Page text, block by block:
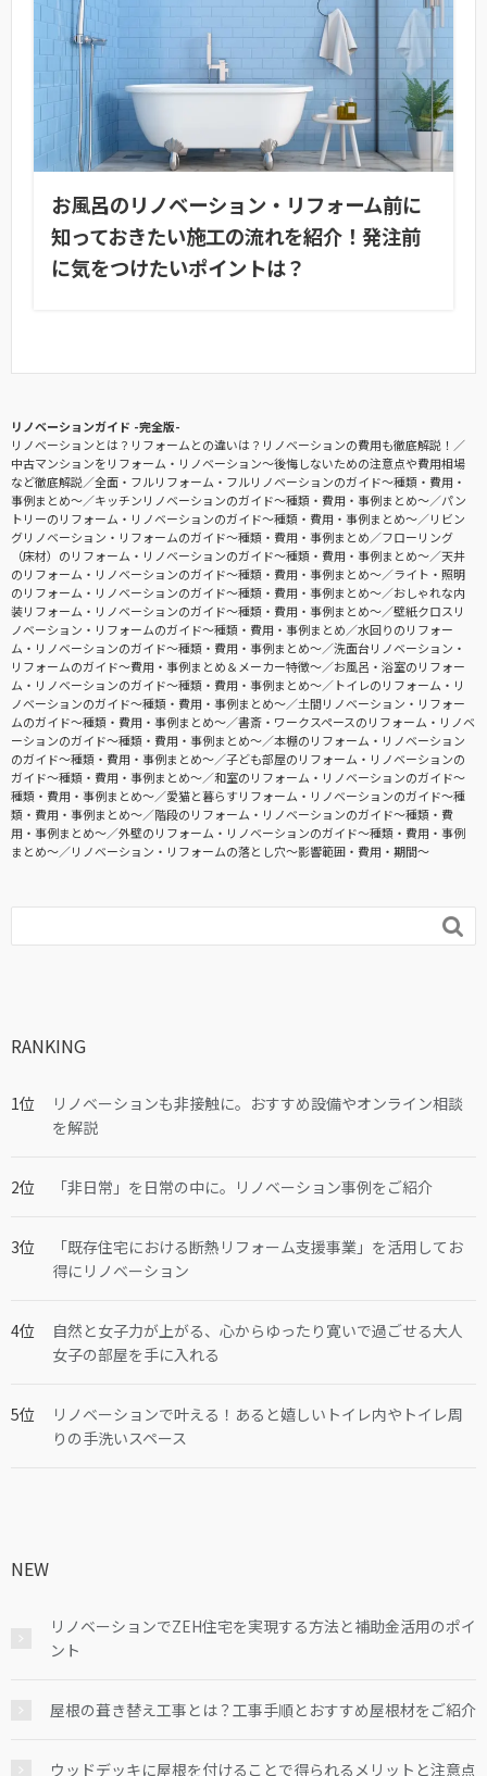
お風呂のリノベーション・リフォーム前に
知っておきたい施工の流れを紹介！発注前
に気をつけたいポイントは？
リノベーションガイド -完全版-
リノベーションとは？リフォームとの違いは？リノベーションの費用も徹底解説！
中古マンションをリフォーム・リノベーション〜後悔しないための注意点や費用相場
など徹底解説
全面・フルリフォーム・フルリノベーションのガイド〜種類・費用・
事例まとめ〜
キッチンリノベーションのガイド〜種類・費用・事例まとめ〜
パン
トリーのリフォーム・リノベーションのガイド〜種類・費用・事例まとめ〜
リビン
グリノベーション・リフォームのガイド〜種類・費用・事例まとめ
フローリング
（床材）のリフォーム・リノベーションのガイド〜種類・費用・事例まとめ〜
天井
のリフォーム・リノベーションのガイド〜種類・費用・事例まとめ〜
ライト・照明
のリフォーム・リノベーションのガイド〜種類・費用・事例まとめ〜
おしゃれな内
装リフォーム・リノベーションのガイド〜種類・費用・事例まとめ〜
壁紙クロスリ
ノベーション・リフォームのガイド〜種類・費用・事例まとめ
水回りのリフォー
ム・リノベーションのガイド〜種類・費用・事例まとめ〜
洗面台リノベーション・
リフォームのガイド〜費用・事例まとめ＆メーカー特徴〜
お風呂・浴室のリフォー
ム・リノベーションのガイド〜種類・費用・事例まとめ〜
トイレのリフォーム・リ
ノベーションのガイド〜種類・費用・事例まとめ〜
土間リノベーション・リフォー
ムのガイド〜種類・費用・事例まとめ〜
書斎・ワークスペースのリフォーム・リノベ
ーションのガイド〜種類・費用・事例まとめ〜
本棚のリフォーム・リノベーション
のガイド〜種類・費用・事例まとめ〜
子ども部屋のリフォーム・リノベーションの
ガイド〜種類・費用・事例まとめ〜
和室のリフォーム・リノベーションのガイド〜
種類・費用・事例まとめ〜
愛猫と暮らすリフォーム・リノベーションのガイド〜種
類・費用・事例まとめ〜
階段のリフォーム・リノベーションのガイド〜種類・費
用・事例まとめ〜
外壁のリフォーム・リノベーションのガイド〜種類・費用・事例
まとめ〜
リノベーション・リフォームの落とし穴～影響範囲・費用・期間～

RANKING
リノベーションも非接触に。おすすめ設備やオンライン相談
を解説
「非日常」を日常の中に。リノベーション事例をご紹介
「既存住宅における断熱リフォーム支援事業」を活用してお
得にリノベーション
自然と女子力が上がる、心からゆったり寛いで過ごせる大人
女子の部屋を手に入れる
リノベーションで叶える！あると嬉しいトイレ内やトイレ周
りの手洗いスペース
NEW
リノベーションでZEH住宅を実現する方法と補助金活用のポイ
ント
屋根の葺き替え工事とは？工事手順とおすすめ屋根材をご紹介
ウッドデッキに屋根を付けることで得られるメリットと注意点